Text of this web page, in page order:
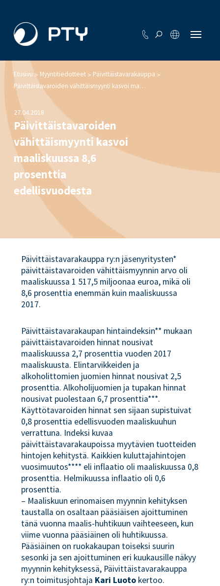
Etusivu > Myyntitiedotteet > Päivittäistavarakauppa >
Päivittäistavaroiden vähittäismyynti kasvoi maaliskuussa 8,6 prosenttia edellisvuodesta
27.04.2018
Päivittäistavaroiden
vähittäismyynti kasvoi
maaliskuussa 8,6
prosenttia
edellisvuodesta
Päivittäistavarakauppa ry:n jäsenyritysten*
päivittäistavaroiden vähittäismyynnin arvo oli
maaliskuussa 1 517,5 miljoonaa euroa, mikä oli
8,6 prosenttia enemmän kuin maaliskuussa
2017.
Päivittäistavarakaupan hintaindeksin** mukaan
päivittäistavaroiden hinnat nousivat
maaliskuussa 2,7 prosenttia vuoden 2017
maaliskuusta. Elintarvikkeiden ja
alkoholittomien juomien hinnat nousivat 2,5
prosenttia. Alkoholijuomien ja tupakan hinnat
nousivat puolestaan 6,7 prosenttia***.
Käyttötavaroiden hinnat sen sijaan supistuivat
0,8 prosenttia edellisvuoden maaliskuuhun
verrattuna. Indeksi kuvaa
päivittäistavarakaupoissa myytävien tuotteiden
hintojen kehitystä. Kaikkien kuluttajahintojen
vuosimuutos**** eli inflaatio oli maaliskuussa 0,8
prosenttia. Helmikuussa inflaatio oli 0,6
prosenttia.
– Maaliskuun erinomaisen myynnin kehityksen
taustalla on osaltaan pääsiäisen ajoittuminen
tänä vuonna maalis-huhtikuun vaihteeseen, kun
viime vuonna pääsiäinen oli huhtikuussa.
Pääsiäinen on ruokakaupan toiseksi suurin
sesonki ja sen ajoittuminen eri kuukausille näkyy
myynnin kehityksessä, Päivittäistavarakauppa
ry:n toimitusjohtaja Kari Luoto kertoo.